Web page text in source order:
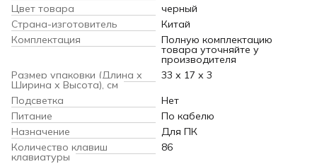
Цвет товара
черный
Страна-изготовитель
Китай
Комплектация
Полную комплектацию
товара уточняйте у
производителя
Размер упаковки (Длина х
Ширина х Высота), см
33 х 17 х 3
Подсветка
Нет
Питание
По кабелю
Назначение
Для ПК
Количество клавиш
клавиатуры
86